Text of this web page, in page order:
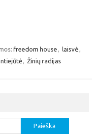
freedom house , laisvė,
, Žinių radijas